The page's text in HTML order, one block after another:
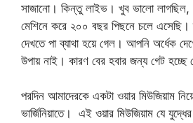
সাজানো। কিন্তু লাইভ। খুব ভালো লাগছিল,
মেশিনে করে ২০০ বছর পিছনে চলে এসেছি।
দেখতে পা ব্যাথা হয়ে গেল। আপনি অর্ধেক
উপায় নাই। কারণ বের হবার জন্য গেট হচ্ছে
পরদিন আমাদেরকে একটা ওয়ার মিউজিয়াম
ভার্জিনিয়াতে। এই ওয়ার মিউজিয়াম যে